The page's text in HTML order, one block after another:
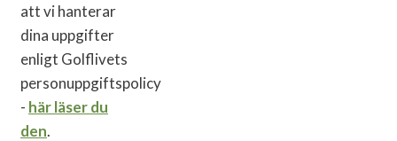
att vi hanterar
dina uppgifter
enligt Golflivets
personuppgiftspolicy
- här läser du
den.